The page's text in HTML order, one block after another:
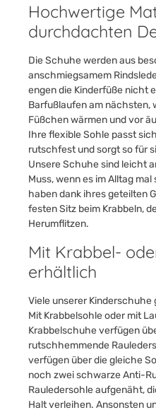
Hochwertige
durchdachten
Die Schuhe werden aus
anschmiegsamem
engen die Kinderfüße nicht
Barfußlaufen am nächsten,
Füßchen wärmen und vor
Ihre flexible Sohle passt
rutschfest und sorgt so für
Unsere Schuhe sind leicht
Muss, wenn es im Alltag
haben dank ihres geteilten
festen Sitz beim Krabbeln,
Herumflitzen.
Mit Krabbel-
erhältlich
Viele unserer Kinderschuhe
Mit Krabbelsohle oder mit
Krabbelschuhe verfügen
rutschhemmende
verfügen über die gleiche
noch zwei schwarze Anti-
Rauledersohle aufgenäht,
Halt verleihen. Ansonsten